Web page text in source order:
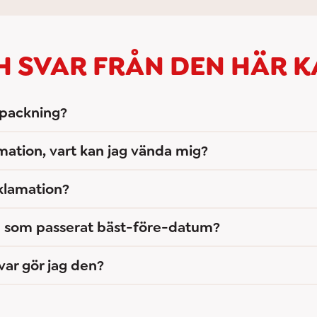
SVAR FRÅN DEN HÄR
vart kan jag vända mig?
passerat bäst-före-datum?
gör jag den?